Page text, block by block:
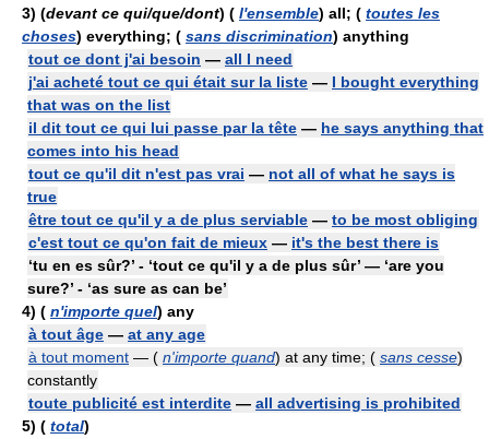
3) (devant ce qui/que/dont) ( l'ensemble) all; ( toutes les
choses) everything; ( sans discrimination) anything
tout ce dont j'ai besoin — all I need
j'ai acheté tout ce qui était sur la liste — I bought everything
that was on the list
il dit tout ce qui lui passe par la tête — he says anything that
comes into his head
tout ce qu'il dit n'est pas vrai — not all of what he says is
true
être tout ce qu'il y a de plus serviable — to be most obliging
c'est tout ce qu'on fait de mieux — it's the best there is
‘tu en es sûr?’ - ‘tout ce qu'il y a de plus sûr’ — ‘are you
sure?’ - ‘as sure as can be’
4) ( n'importe quel) any
à tout âge — at any age
à tout moment — ( n'importe quand) at any time; ( sans cesse)
constantly
toute publicité est interdite — all advertising is prohibited
5) ( total)